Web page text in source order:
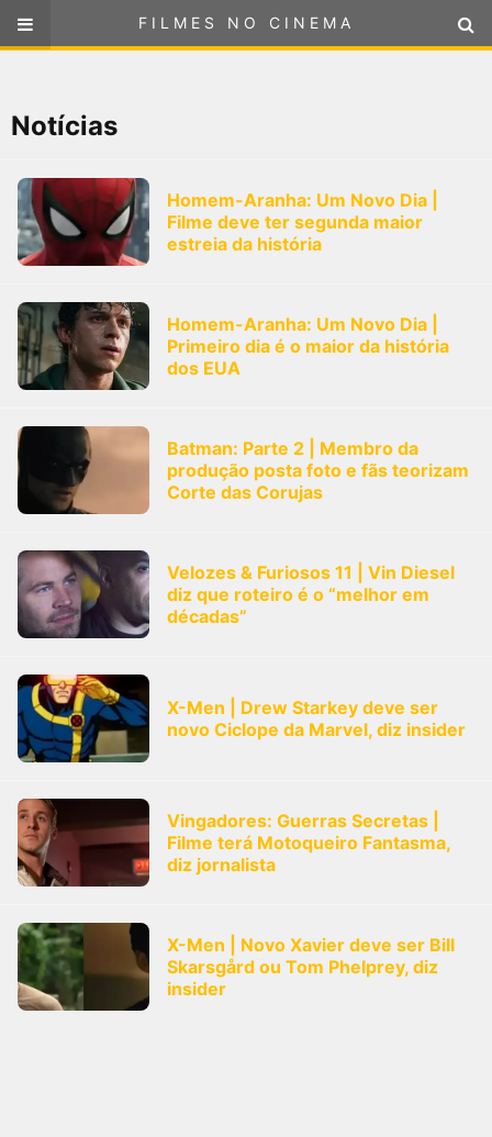
FILMES NO CINEMA
ou
Notícias
Homem-Aranha: Um Novo Dia |
Filme deve ter segunda maior
estreia da história
Homem-Aranha: Um Novo Dia |
Primeiro dia é o maior da história
dos EUA
Batman: Parte 2 | Membro da
produção posta foto e fãs teorizam
Corte das Corujas
Velozes & Furiosos 11 | Vin Diesel
diz que roteiro é o “melhor em
décadas”
X-Men | Drew Starkey deve ser
novo Ciclope da Marvel, diz insider
Vingadores: Guerras Secretas |
Filme terá Motoqueiro Fantasma,
diz jornalista
X-Men | Novo Xavier deve ser Bill
Skarsgård ou Tom Phelprey, diz
insider
FILMES NO CINEMA
PRÓXIMOS LANÇAMENTOS
GÊNEROS
NOTÍCIAS
PÁGINA INICIAL
FilmesNoCinema.com.br
é o maior localizador de filmes e
sessões de cinema no Brasil. Através dele, você pode
encontrar os filmes no cinema mais próximos a você ou a
qualquer cidade em território brasileiro. Você pode também
acessar informações sobre cinemas, horários, assistir aos